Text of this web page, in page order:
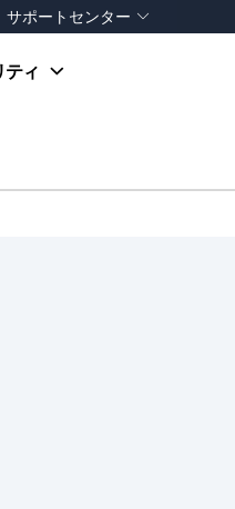
サポートセンター 
お支払い方法
ティ